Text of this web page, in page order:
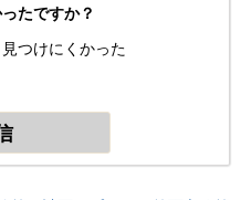
たですか？
つけにくかった